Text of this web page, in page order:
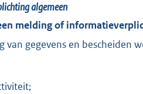
algemeen
melding of
van gegevens en bescheiden